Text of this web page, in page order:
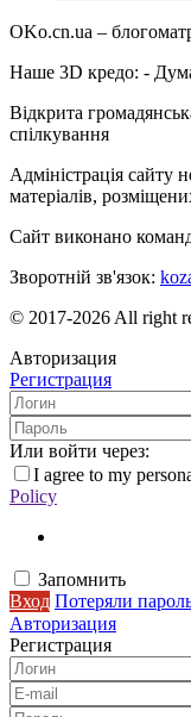
OKo.cn.ua –
Наше 3D кредо: -
Відкрита
спілкування
Адміністрація сайту
матеріалів,
Сайт виконано
Зворотній зв'язок:
© 2017-2026 All right
Авторизация
Регистрация
Или войти через:
I agree to my
Policy
Запомнить
Вход Потеряли
Авторизация
Регистрация